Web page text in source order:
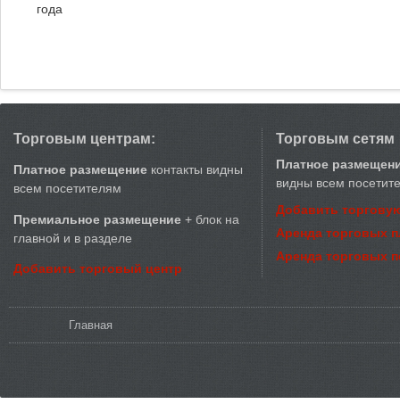
года
Торговым центрам:
Платное размещение контакты видны
всем посетителям
Премиальное размещение + блок на
главной и в разделе
Добавить торговый центр
Торговым сетям
Платное
видны всем
Добавить
Аренда торговых
Аренда торговых
Главная